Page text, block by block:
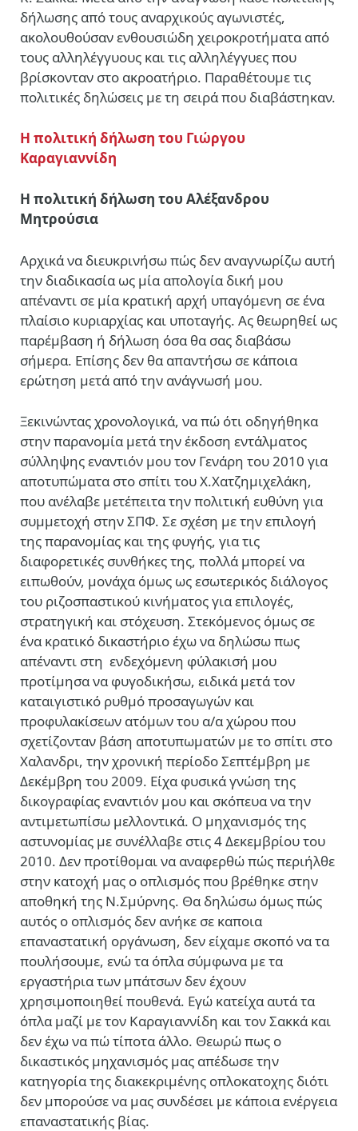
δήλωσης από τους αναρχικούς αγωνιστές,
ακολουθούσαν ενθουσιώδη χειροκροτήματα από
τους αλληλέγγυους και τις αλληλέγγυες που
βρίσκονταν στο ακροατήριο. Παραθέτουμε τις
πολιτικές δηλώσεις με τη σειρά που διαβάστηκαν.
Η πολιτική δήλωση του Γιώργου
Καραγιαννίδη
Η πολιτική δήλωση του Αλέξανδρου
Μητρούσια
Αρχικά να διευκρινήσω πώς δεν αναγνωρίζω αυτή
την διαδικασία ως μία απολογία δική μου
απέναντι σε μία κρατική αρχή υπαγόμενη σε ένα
πλαίσιο κυριαρχίας και υποταγής. Ας θεωρηθεί ως
παρέμβαση ή δήλωση όσα θα σας διαβάσω
σήμερα. Επίσης δεν θα απαντήσω σε κάποια
ερώτηση μετά από την ανάγνωσή μου.
Ξεκινώντας χρονολογικά, να πώ ότι οδηγήθηκα
στην παρανομία μετά την έκδοση εντάλματος
σύλληψης εναντιόν μου τον Γενάρη του 2010 για
αποτυπώματα στο σπίτι του Χ.Χατζημιχελάκη,
που ανέλαβε μετέπειτα την πολιτική ευθύνη για
συμμετοχή στην ΣΠΦ. Σε σχέση με την επιλογή
της παρανομίας και της φυγής, για τις
διαφορετικές συνθήκες της, πολλά μπορεί να
ειπωθούν, μονάχα όμως ως εσωτερικός διάλογος
του ριζοσπαστικού κινήματος για επιλογές,
στρατηγική και στόχευση. Στεκόμενος όμως σε
ένα κρατικό δικαστήριο έχω να δηλώσω πως
απέναντι στη ενδεχόμενη φύλακισή μου
προτίμησα να φυγοδικήσω, ειδικά μετά τον
καταιγιστικό ρυθμό προσαγωγών και
προφυλακίσεων ατόμων του α/α χώρου που
σχετίζονταν βάση αποτυπωματών με το σπίτι στο
Χαλανδρι, την χρονική περίοδο Σεπτέμβρη με
Δεκέμβρη του 2009. Είχα φυσικά γνώση της
δικογραφίας εναντιόν μου και σκόπευα να την
αντιμετωπίσω μελλοντικά. Ο μηχανισμός της
αστυνομίας με συνέλλαβε στις 4 Δεκεμβρίου του
2010. Δεν προτίθομαι να αναφερθώ πώς περιήλθε
στην κατοχή μας ο οπλισμός που βρέθηκε στην
αποθηκή της Ν.Σμύρνης. Θα δηλώσω όμως πώς
αυτός ο οπλισμός δεν ανήκε σε καποια
επαναστατική οργάνωση, δεν είχαμε σκοπό να τα
πουλήσουμε, ενώ τα όπλα σύμφωνα με τα
εργαστήρια των μπάτσων δεν έχουν
χρησιμοποιηθεί πουθενά. Εγώ κατείχα αυτά τα
όπλα μαζί με τον Καραγιαννίδη και τον Σακκά και
δεν έχω να πώ τίποτα άλλο. Θεωρώ πως ο
δικαστικός μηχανισμός μας απέδωσε την
κατηγορία της διακεκριμένης οπλοκατοχης διότι
δεν μπορούσε να μας συνδέσει με κάποια ενέργεια
επαναστατικής βίας.